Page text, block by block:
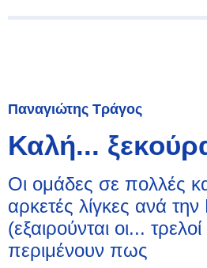
Παναγιώτης Τράγος
Καλή...
Οι ομάδες σε πολλές
αρκετές λίγκες ανά
(εξαιρούνται οι...
περιμένουν πως